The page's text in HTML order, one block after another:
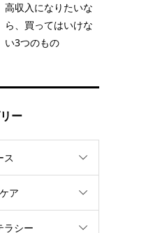
高収入になりたいな
ら、買ってはいけな
い3つのもの
ー
ス
ア
ラシー